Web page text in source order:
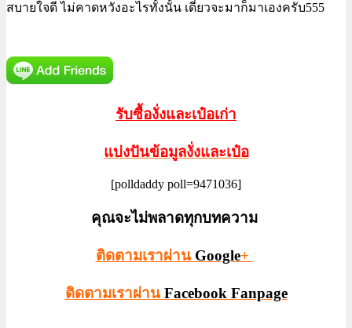
สบายใจดี ไม่คาดหวังอะไรทั้งนั้น เดี๋ยวจะมาก็มาเองครับ555
รับซื้องั่งและเป๋อเก่า
แบ่งปันข้อมูลงั่งและเป๋อ
[polldaddy poll=9471036]
คุณจะไม่พลาดทุกบทความ
ติดตามเราผ่าน Google+
ติดตามเราผ่าน Facebook Fanpage